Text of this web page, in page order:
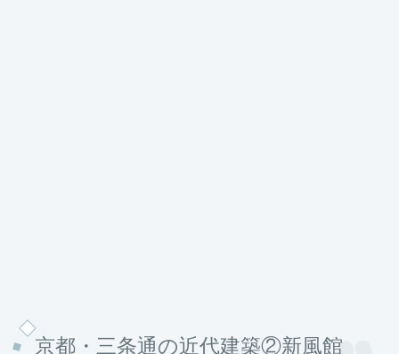
京都・三条通の近代建築②新風館